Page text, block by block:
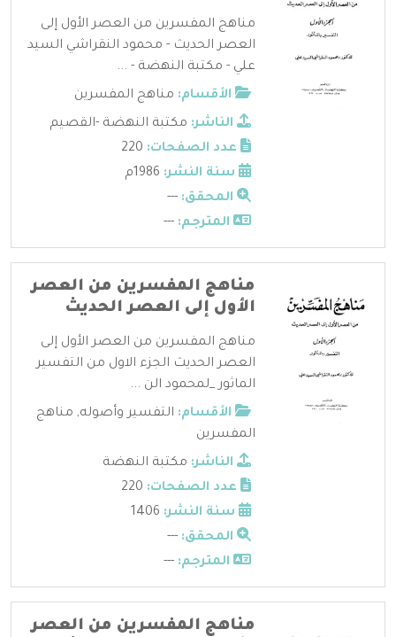
مناهج المفسرين من العصر الأول إلى
العصر الحديث - محمود النقراشي السيد
علي - مكتبة النهضة - ...
الأقسام: مناهج المفسرين
الناشر: مكتبة النهضة -القصيم
عدد الصفحات:
سنة النشر:
المحقق: ---
المترجم: ---
مناهج المفسرين من العصر
الأول إلى العصر الحديث
مناهج المفسرين من العصر الأول إلى
العصر الحديث الجزء الاول من التفسير
الماثور _لمحمود الن ...
الأقسام: التفسير وأصوله, مناهج
المفسرين
الناشر: مكتبة النهضة
عدد الصفحات:
سنة النشر:
المحقق: ---
المترجم: ---
مناهج المفسرين من العصر